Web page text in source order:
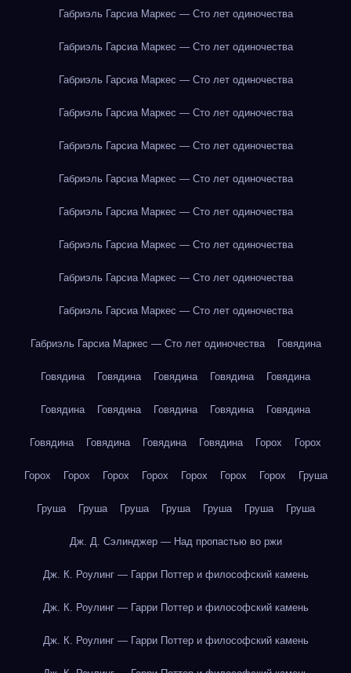
Габриэль Гарсиа Маркес — Сто лет одиночества
Габриэль Гарсиа Маркес — Сто лет одиночества
Габриэль Гарсиа Маркес — Сто лет одиночества
Габриэль Гарсиа Маркес — Сто лет одиночества
Габриэль Гарсиа Маркес — Сто лет одиночества
Габриэль Гарсиа Маркес — Сто лет одиночества
Габриэль Гарсиа Маркес — Сто лет одиночества
Габриэль Гарсиа Маркес — Сто лет одиночества
Габриэль Гарсиа Маркес — Сто лет одиночества
Габриэль Гарсиа Маркес — Сто лет одиночества
Габриэль Гарсиа Маркес — Сто лет одиночества Говядина
Говядина Говядина Говядина Говядина Говядина
Говядина Говядина Говядина Говядина Говядина
Говядина Говядина Говядина Говядина Горох Горох
Горох Горох Горох Горох Горох Горох Горох Груша
Груша Груша Груша Груша Груша Груша Груша
Дж. Д. Сэлинджер — Над пропастью во ржи
Дж. К. Роулинг — Гарри Поттер и философский камень
Дж. К. Роулинг — Гарри Поттер и философский камень
Дж. К. Роулинг — Гарри Поттер и философский камень